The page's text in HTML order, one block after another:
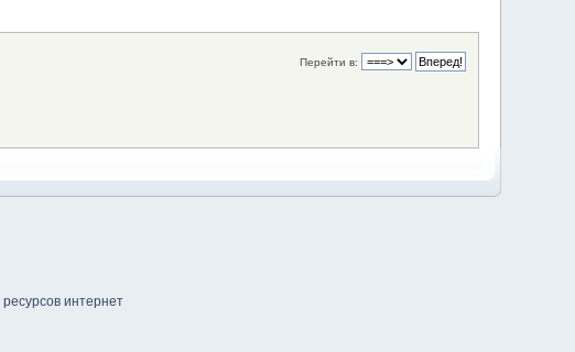
Перейти в: